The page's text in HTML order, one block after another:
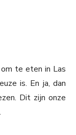
te eten in Las
is. En ja, dan
Dit zijn onze